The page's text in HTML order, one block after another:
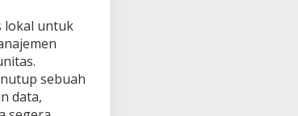
lokal untuk
sebuah
data,